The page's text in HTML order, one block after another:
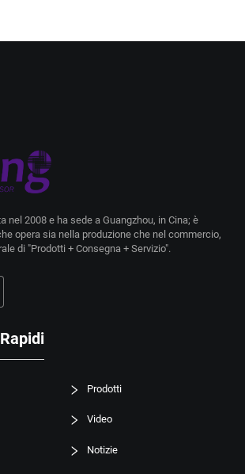
nel 2008 e ha sede a Guangzhou, in Cina; è
opera sia nella produzione che nel commercio,
di "Prodotti + Consegna + Servizio".
Prodotti
Video
Notizie